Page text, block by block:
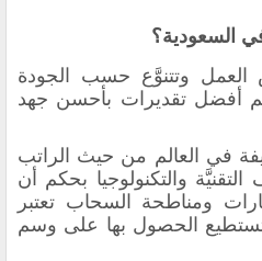
السعودية؟
العمل وتتنوَّع حسب الجودة
أفضل تقديرات بأحسن جهد
في العالم من حيث الراتب
والتكنولوجيا بحكم أن
ومناطحة السحاب تعتبر
الحصول بها على وسم